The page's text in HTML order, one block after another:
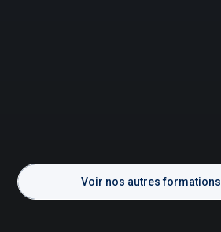
Voir nos autres formations